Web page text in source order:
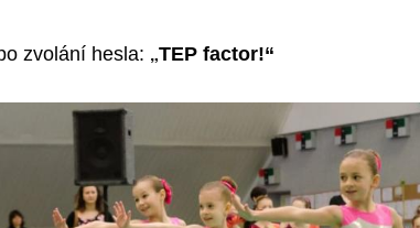
zvolání hesla: „TEP factor!“